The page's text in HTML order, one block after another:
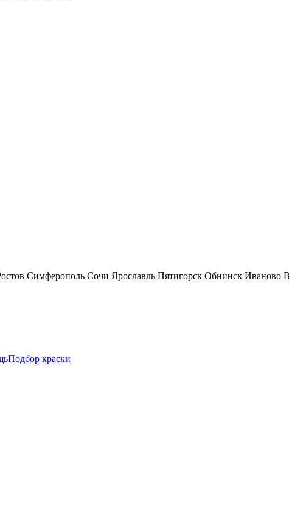
Симферополь Сочи Ярославль Пятигорск Обнинск Иваново
Подбор краски